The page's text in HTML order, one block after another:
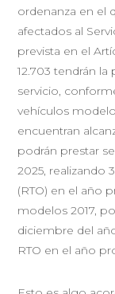
ordenanza en el
afectados al
prevista en el
12.703 tendrán
servicio,
vehículos
encuentran
podrán prestar
2025, realizando
(RTO) en el año
modelos 2017,
diciembre del
RTO en el año